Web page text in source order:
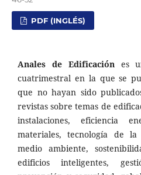
PDF (INGLÉS)
Anales de Edificaciónes
cuatrimestral en la que se
que no hayan sido
revistas sobre temas de
instalaciones, eficiencia
materiales, tecnología de
medio ambiente,
edificios inteligentes,